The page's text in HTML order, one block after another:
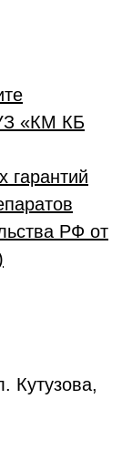
«КМ КБ
гарантий
РФ от
Кутузова,